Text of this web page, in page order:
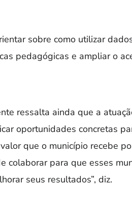
sobre como utilizar
pedagógicas e ampliar o
ressalta ainda que a
oportunidades concretas
que o município recebe
colaborar para que esses
seus resultados”, diz.